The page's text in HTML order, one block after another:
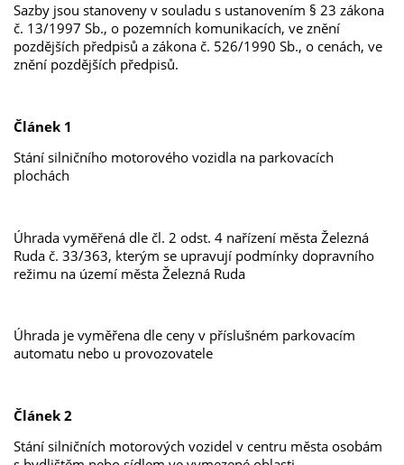
Sazby jsou stanoveny v souladu s ustanovením § 23 zákona
č. 13/1997 Sb., o pozemních komunikacích, ve znění
pozdějších předpisů a zákona č. 526/1990 Sb., o cenách, ve
znění pozdějších předpisů.
Článek 1
Stání silničního motorového vozidla na parkovacích
plochách
Úhrada vyměřená dle čl. 2 odst. 4 nařízení města Železná
Ruda č. 33/363, kterým se upravují podmínky dopravního
režimu na území města Železná Ruda
Úhrada je vyměřena dle ceny v příslušném parkovacím
automatu nebo u provozovatele
Článek 2
Stání silničních motorových vozidel v centru města osobám